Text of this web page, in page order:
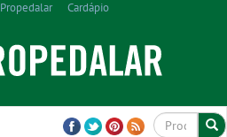
Propedalar Cardápio